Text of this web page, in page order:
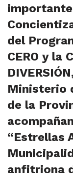
importante
del
CERO y la
Ministerio
de la
“Estrellas
anfitriona